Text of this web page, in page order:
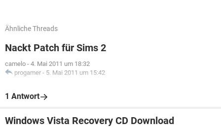
Ähnliche Threads
Nackt Patch für Sims 2
camelo - 4. Mai 2011 um 18:32
progamer - 5. Mai 2011 um 15:42
1 Antwort
Windows Vista Recovery CD Download